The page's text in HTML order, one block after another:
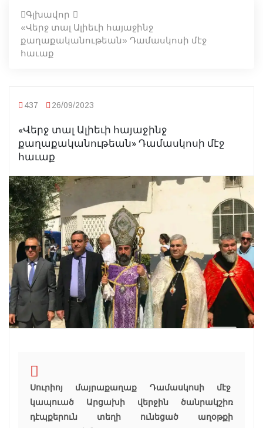
Գլխավոր
«Վերջ տալ Ալիեւի հայաջինջ
քաղաքականութեան» Դամասկոսի մէջ
հաւաք
437 26/09/2023
«Վերջ տալ Ալիեւի հայաջինջ
քաղաքականութեան» Դամասկոսի մէջ
հաւաք
Սուրիոյ մայրաքաղաք Դամասկոսի մէջ
կապուած Արցախի վերջին ծանրակշիռ
դէպքերուն տեղի ունեցած աղօթքի